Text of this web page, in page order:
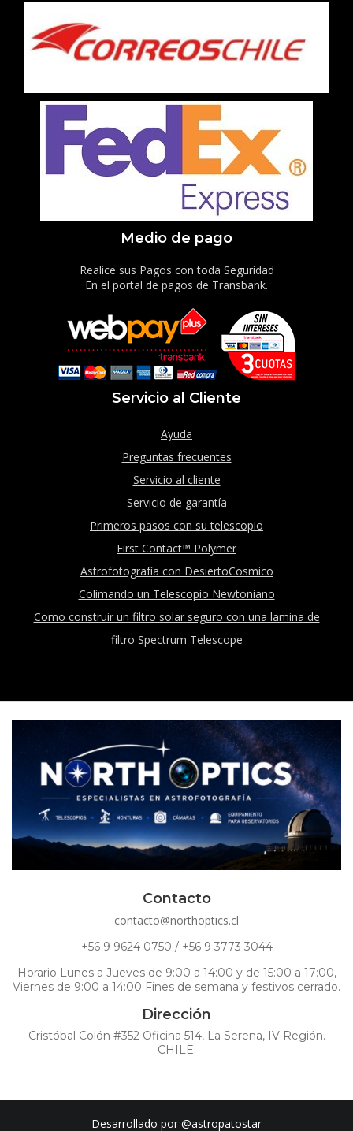
Medio de pago
Realice sus Pagos con toda Seguridad
En el portal de pagos de Transbank.
Servicio al Cliente
Ayuda
Preguntas frecuentes
Servicio al cliente
Servicio de garantía
Primeros pasos con su telescopio
First Contact™ Polymer
Astrofotografía con DesiertoCosmico
Colimando un Telescopio Newtoniano
Como construir un filtro solar seguro con una lamina de
filtro Spectrum Telescope
Contacto
contacto@northoptics.cl
+56 9 9624 0750 / +56 9 3773 3044
Horario Lunes a Jueves de 9:00 a 14:00 y de 15:00 a 17:00,
Viernes de 9:00 a 14:00 Fines de semana y festivos cerrado.
Dirección
Cristóbal Colón #352 Oficina 514, La Serena, IV Región.
CHILE.
Desarrollado por @astropatostar